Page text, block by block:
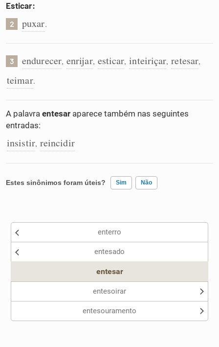
Conexões
Dicionário
Esticar:
2 puxar.
3 endurecer, enrijar, esticar, inteiriçar, retesar,
teimar.
A palavra entesar aparece também nas seguintes
entradas:
insistir, reincidir
Estes sinônimos foram úteis? Sim Não
Nenhum dos sinônimos apresentados me ajudou
enterro
entesado
entesar
entesoirar
entesouramento